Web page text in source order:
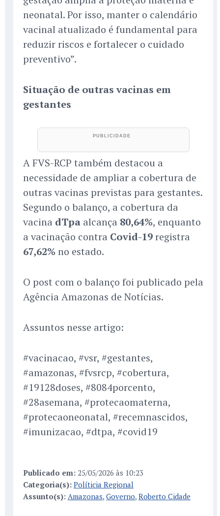
neonatal. Por isso, manter o calendário
vacinal atualizado é fundamental para
reduzir riscos e fortalecer o cuidado
preventivo”.
Situação de outras vacinas em
gestantes
A FVS-RCP também destacou a
necessidade de ampliar a cobertura de
outras vacinas previstas para gestantes.
Segundo o balanço, a cobertura da
vacina dTpa alcança 80,64%, enquanto
a vacinação contra Covid-19registra
67,62%no estado.
O post com o balanço foi publicado pela
Agência Amazonas de Notícias.
Assuntos nesse artigo:
#vacinacao, #vsr, #gestantes,
#amazonas, #fvsrcp, #cobertura,
#19128doses, #8084porcento,
#28asemana, #protecaomaterna,
#protecaoneonatal, #recemnascidos,
#imunizacao, #dtpa, #covid19
Publicado em: 25/05/2026 às 10:23
Categoria(s): Políticia Regional
Assunto(s): Amazonas, Governo, Roberto Cidade